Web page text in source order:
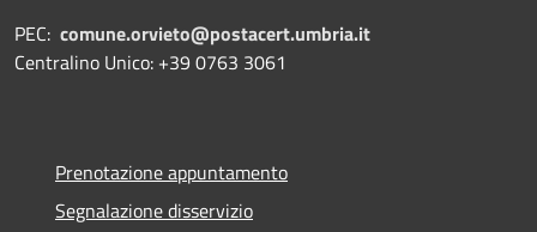
PEC: comune.orvieto@postacert.umbria.it
Centralino Unico: +39 0763 3061
Prenotazione appuntamento
Segnalazione disservizio